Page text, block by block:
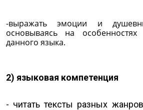
-выражать эмоции и
основываясь на особенностях
данного языка.
2) языковая компетенция
- читать тексты разных